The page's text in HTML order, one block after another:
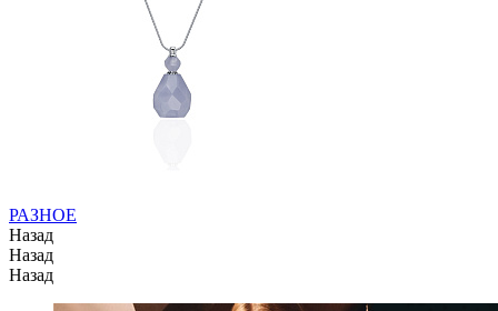
РАЗНОЕ
Назад
Назад
Назад